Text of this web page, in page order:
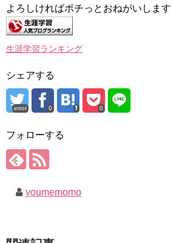
よろしければポチっとおねがいします
生涯学習ランキング
シェアする
error 0 0
フォローする
youmemomo